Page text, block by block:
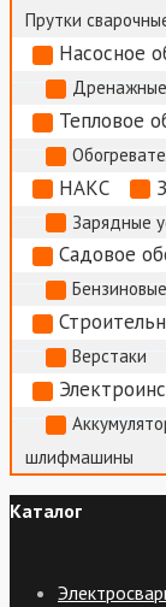
Прутки
Насосное
Тепловое
НАКС
Зарядные
Садовое
Верстаки
шлифмашины
Каталог